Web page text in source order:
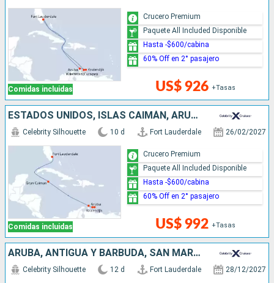
Comidas incluidas US$ 926 +Tasas
Crucero Premium
Paquete All Included Disponible
Hasta -$600/cabina
60% Off en 2° pasajero
ESTADOS UNIDOS, ISLAS CAIMÁN, ARUBA
Comidas incluidas
Celebrity Silhouette 10 d Fort Lauderdale 26/02/2027
US$ 992 +Tasas
Crucero Premium
Paquete All Included Disponible
Hasta -$600/cabina
60% Off en 2° pasajero
ARUBA, ANTIGUA Y BARBUDA, SAN MARTÍN, ESTADOS UNIDOS
Celebrity Silhouette 12 d Fort Lauderdale 28/12/2027